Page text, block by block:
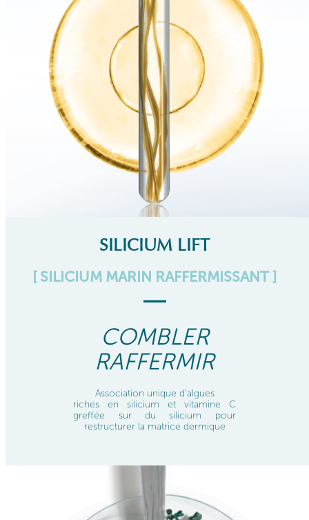
SILICIUM LIFT
[ SILICIUM MARIN RAFFERMISSANT ]
COMBLER
RAFFERMIR
Association unique d’algues
riches en silicium et vitamine C
greffée sur du silicium pour
restructurer la matrice dermique